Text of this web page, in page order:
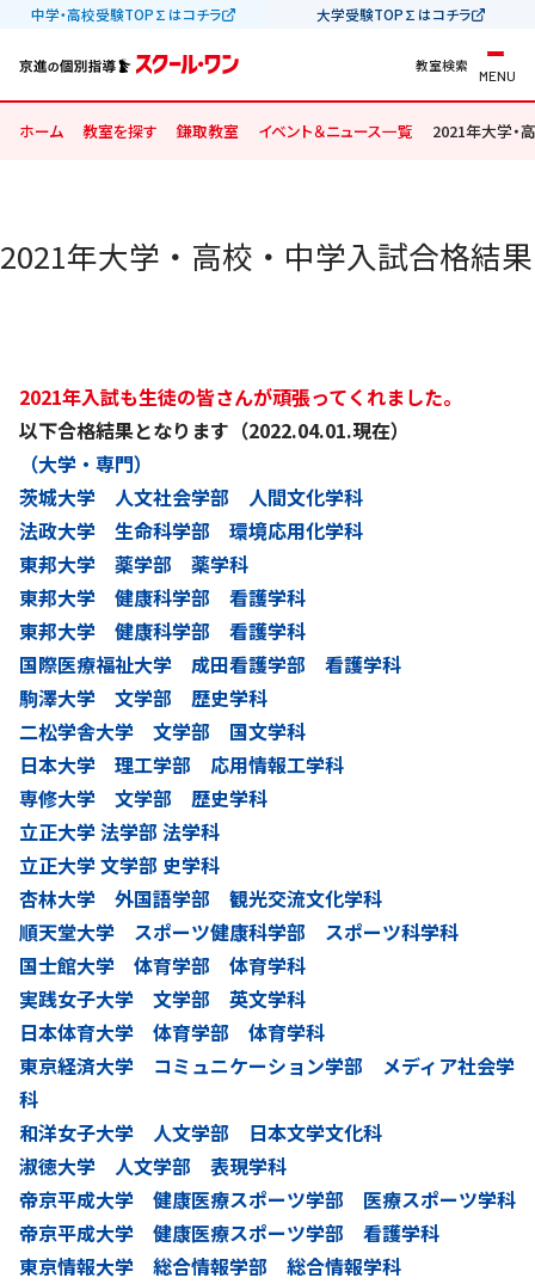
中学・高校受験TOP∑はコチラ 大学受験TOP∑はコチラ
教室検索
MENU
ホーム 教室を探す 鎌取教室 イベント＆ニュース一覧 2021年大学・
2021年大学・高校・中学入試合格結果
2021年入試も生徒の皆さんが頑張ってくれました。
以下合格結果となります（2022.04.01.現在）
（大学・専門）
茨城大学 人文社会学部 人間文化学科
法政大学 生命科学部 環境応用化学科
東邦大学 薬学部 薬学科
東邦大学 健康科学部 看護学科
東邦大学 健康科学部 看護学科
国際医療福祉大学 成田看護学部 看護学科
駒澤大学 文学部 歴史学科
二松学舎大学 文学部 国文学科
日本大学 理工学部 応用情報工学科
専修大学 文学部 歴史学科
立正大学 法学部 法学科
立正大学 文学部 史学科
杏林大学 外国語学部 観光交流文化学科
順天堂大学 スポーツ健康科学部 スポーツ科学科
国士館大学 体育学部 体育学科
実践女子大学 文学部 英文学科
日本体育大学 体育学部 体育学科
東京経済大学 コミュニケーション学部 メディア社会学
科
和洋女子大学 人文学部 日本文学文化科
淑徳大学 人文学部 表現学科
帝京平成大学 健康医療スポーツ学部 医療スポーツ学科
帝京平成大学 健康医療スポーツ学部 看護学科
東京情報大学 総合情報学部 総合情報学科